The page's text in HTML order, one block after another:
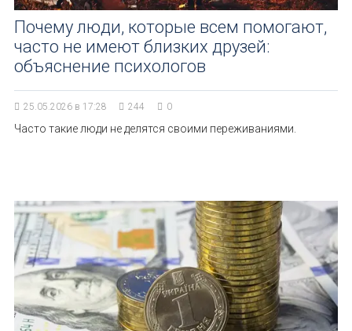
Почему люди, которые всем помогают,
часто не имеют близких друзей:
объяснение психологов
25.05.2026 в 17:28 244 0
Часто такие люди не делятся своими переживаниями.